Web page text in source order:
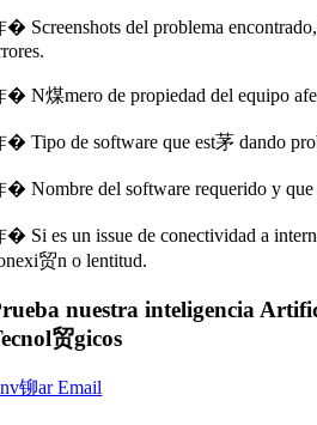
� Screenshots del problema
� N煤mero de propiedad del equipo
� Tipo de software que est茅 dando
� Nombre del software requerido y que
� Si es un issue de conectividad a
贸n o lentitud.
nuestra inteligencia
贸gicos
铆ar Email